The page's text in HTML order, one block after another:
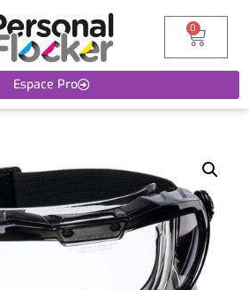
Espace Pro
0